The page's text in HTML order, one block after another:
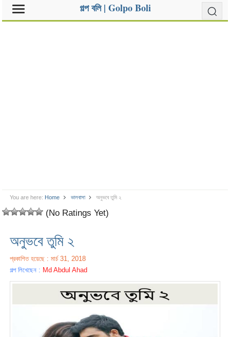
গল্প বলি | Golpo Boli
You are here: Home ভালবাসা অনুভবে তুমি ২
(No Ratings Yet)
অনুভবে তুমি ২
প্রকাশিত হয়েছে : মার্চ 31, 2018
গল্প লিখেছেন : Md Abdul Ahad